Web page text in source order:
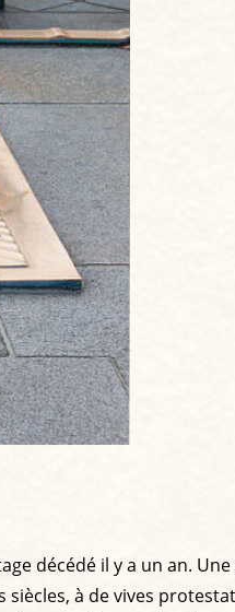
décédé il y a un an.
à de vives